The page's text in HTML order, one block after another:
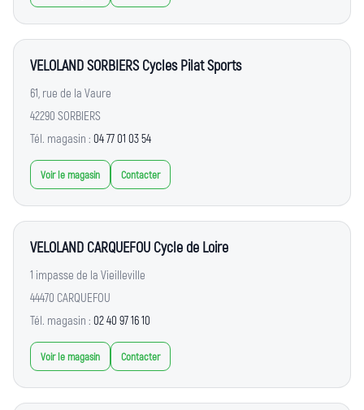
VELOLAND SORBIERS Cycles Pilat Sports
61, rue de la Vaure
42290 SORBIERS
Tél. magasin : 04 77 01 03 54
Voir le magasin Contacter
VELOLAND CARQUEFOU Cycle de Loire
1 impasse de la Vieilleville
44470 CARQUEFOU
Tél. magasin : 02 40 97 16 10
Voir le magasin Contacter